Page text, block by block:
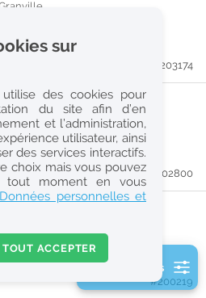
la France d'outre-mer
#203174
(H/F)
Villedieu-Les-Poêles-Rouffigny
#202800
(H/F)
#200219
2 filtre(s) actifs
sur
des cookies pour
du site afin d’en
et l’administration,
utilisateur, ainsi
des services interactifs.
choix mais vous pouvez
tout moment en vous
Données personnelles et
TOUT ACCEPTER